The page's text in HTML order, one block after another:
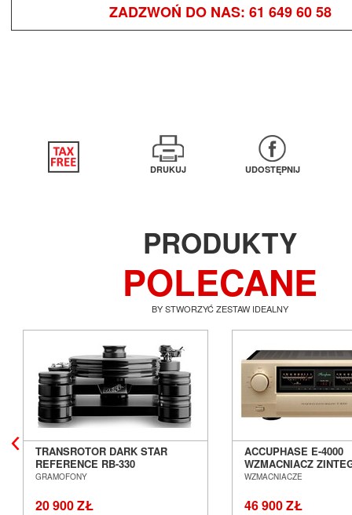
ZADZWOŃ DO NAS: 61 649 60 58
DRUKUJ UDOSTĘPNIJ
PRODUKTY
POLECANE
BY STWORZYĆ ZESTAW IDEALNY
TRANSROTOR DARK STAR
REFERENCE RB-330
GRAMOFON ANALOGOWY
GRAMOFONY
20 900 ZŁ
ACCUPHASE E-4000
WZMACNIACZ
SALON POZNAŃ
WZMACNIACZE
46 900 ZŁ